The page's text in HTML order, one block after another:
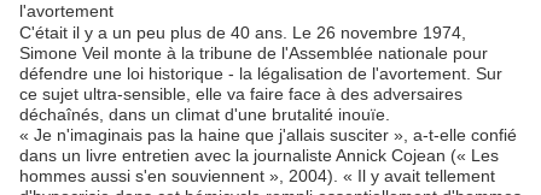
l'avortement
C'était il y a un peu plus de 40 ans. Le 26 novembre 1974,
Simone Veil monte à la tribune de l'Assemblée nationale pour
défendre une loi historique - la légalisation de l'avortement. Sur
ce sujet ultra-sensible, elle va faire face à des adversaires
déchaînés, dans un climat d'une brutalité inouïe.
« Je n'imaginais pas la haine que j'allais susciter », a-t-elle confié
dans un livre entretien avec la journaliste Annick Cojean (« Les
hommes aussi s'en souviennent », 2004). « Il y avait tellement